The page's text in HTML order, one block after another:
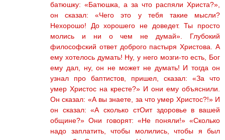
батюшку: «Батюшка, а за что распяли Христа?»,
он сказал: «Чего это у тебя такие мысли?
Нехорошо! До хорошего не доведет. Ты просто
молись и ни о чем не думай». Глубокий
философский ответ доброго пастыря Христова. А
ему хотелось думать! Ну, у него мозги-то есть, Бог
ему дал, ну, он не может не думать! И тогда он
узнал про баптистов, пришел, сказал: «За что
умер Христос на кресте?» И они ему объяснили.
Он сказал: «А вы знаете, за что умер Христос?!» И
он сказал: «А сколько стОит здоровье в вашей
общине?» Они говорят: «Не поняли!» «Сколько
надо заплатить, чтобы молились, чтобы я был